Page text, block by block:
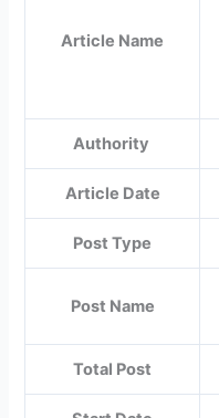
Article Name
Authority
Article Date
Post Type
Post Name
Total Post